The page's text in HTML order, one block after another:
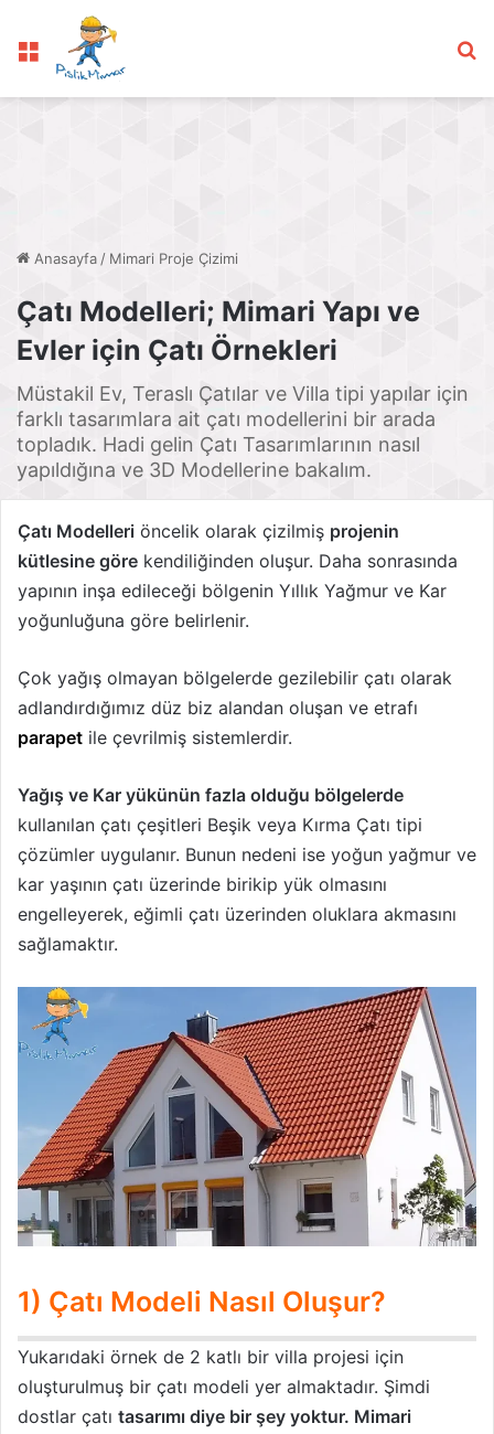
Menü
Anasayfa / Mimari Proje Çizimi
Çatı Modelleri; Mimari Yapı ve
Evler için Çatı Örnekleri
Müstakil Ev, Teraslı Çatılar ve Villa tipi yapılar için
farklı tasarımlara ait çatı modellerini bir arada
topladık. Hadi gelin Çatı Tasarımlarının nasıl
yapıldığına ve 3D Modellerine bakalım.
Çatı Modelleri öncelik olarak çizilmiş projenin
kütlesine göre kendiliğinden oluşur. Daha sonrasında
yapının inşa edileceği bölgenin Yıllık Yağmur ve Kar
yoğunluğuna göre belirlenir.
Çok yağış olmayan bölgelerde gezilebilir çatı olarak
adlandırdığımız düz biz alandan oluşan ve etrafı
parapet ile çevrilmiş sistemlerdir.
Yağış ve Kar yükünün fazla olduğu bölgelerde
kullanılan çatı çeşitleri Beşik veya Kırma Çatı tipi
çözümler uygulanır. Bunun nedeni ise yoğun yağmur ve
kar yaşının çatı üzerinde birikip yük olmasını
engelleyerek, eğimli çatı üzerinden oluklara akmasını
sağlamaktır.
1) Çatı Modeli Nasıl Oluşur?
Yukarıdaki örnek de 2 katlı bir villa projesi için
oluşturulmuş bir çatı modeli yer almaktadır. Şimdi
dostlar çatı tasarımı diye bir şey yoktur. Mimari